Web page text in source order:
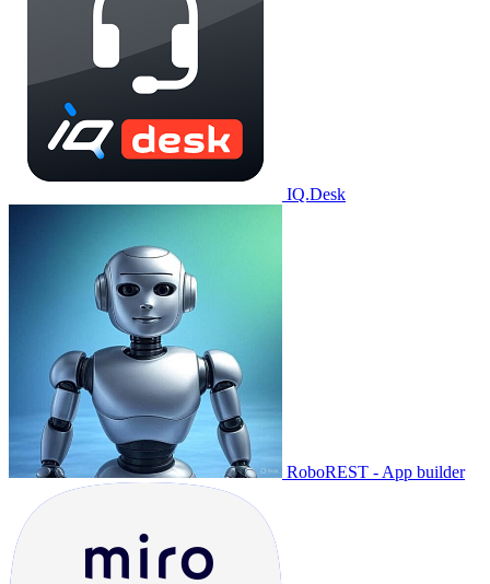
IQ.Desk
RoboREST - App builder